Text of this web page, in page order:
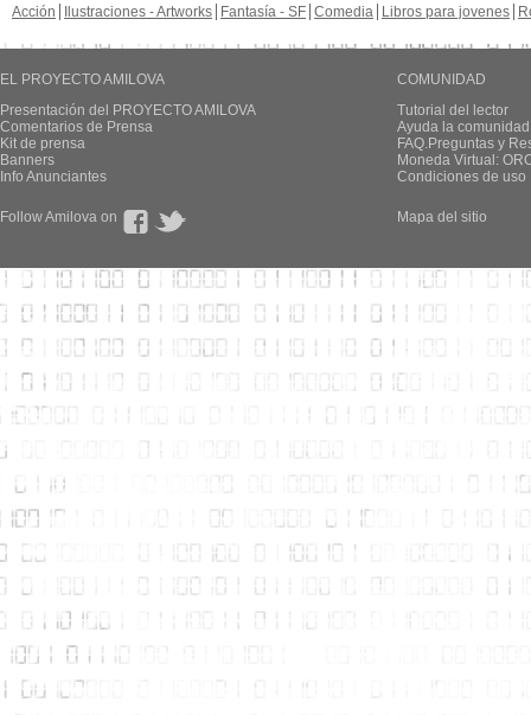
Acción
Ilustraciones - Artworks Fantasía - SF Comedia Libros para jovenes
EL PROYECTO AMILOVA
Presentación del PROYECTO AMILOVA
Comentarios de Prensa
Kit de prensa
Banners
Info Anunciantes
COMUNIDAD
Tutorial del lector
Ayuda la
FAQ.Preguntas y
Moneda Virtual:
Condiciones de uso
Follow Amilova on Mapa del sitio